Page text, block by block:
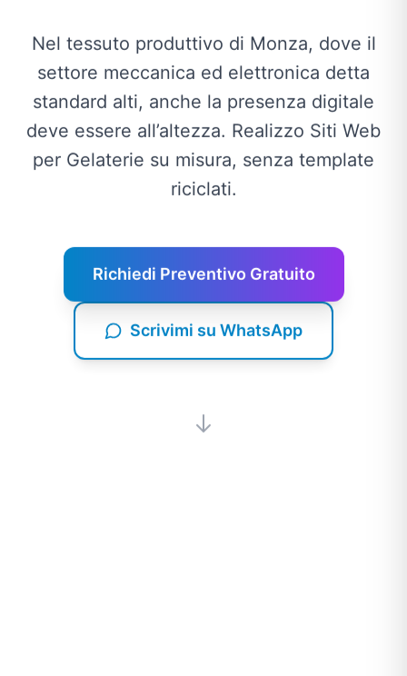
Nel tessuto produttivo di Monza, dove il
settore meccanica ed elettronica detta
standard alti, anche la presenza digitale
deve essere all’altezza. Realizzo Siti Web
per Gelaterie su misura, senza template
riciclati.
Richiedi Preventivo Gratuito
Scrivimi su WhatsApp